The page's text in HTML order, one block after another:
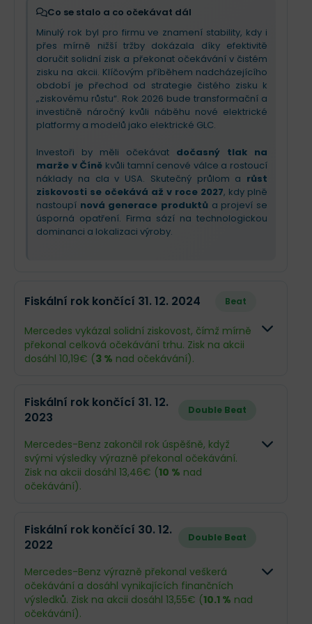
zůstane výzvou. Klíčem k budoucí hodnotě je
probíhající
nákladů, které mají vyvážit dopady cel a připravit
půdu pro silnější roky 2026 a 2027.Nový zpětný
odkup akcií v hodnotě 2 miliard eur navíc
potvrzuje důvěru vedení v sílu značky.
Co se stalo a co očekávat dál
Minulý rok byl pro firmu ve znamení stability, kdy i
přes mírně nižší tržby dokázala díky efektivitě
doručit solidní zisk a překonat očekávání v čistém
zisku na akcii. Klíčovým příběhem nadcházejícího
období je přechod od strategie čistého zisku k
„ziskovému růstu“. Rok 2026 bude transformační a
investičně náročný kvůli náběhu nové elektrické
platformy a modelů jako elektrické GLC.
Investoři by měli očekávat dočasný tlak na
marže v Číně kvůli tamní cenové válce a rostoucí
náklady na cla v USA. Skutečný průlom a růst
ziskovosti se očekává až v roce 2027, kdy plně
nastoupí nová generace produktů a projeví se
úsporná opatření. Firma sází na technologickou
dominanci a lokalizaci výroby.
Fiskální rok končící 31. 12. 2024 Beat
Mercedes vykázal solidní ziskovost, čímž mírně
překonal celková očekávání trhu. Zisk na akcii
dosáhl 10,19€ (3 % nad očekávání).
Obrat
Příjmy 10,02 mld.€
EPS
Co se stalo a co očekávat dál
Mercedes-Benz má za sebou rok 2024 definovaný
Číně a makroekonomickým výzvám firma
překonala očekávání v zisku ( EPS 10,19 EUR
vygenerovala silné cash flow, což umožnilo štědré
odměny akcionářům.
Fiskální rok končící 31. 12.
2023
Double Beat
Mercedes-Benz zakončil rok úspěšně, když
svými výsledky výrazně překonal očekávání.
Zisk na akcii dosáhl 13,46€ (10 % nad
očekávání).
Obrat
Příjmy 12,74 mld.€
EPS
Fiskální rok končící 30. 12.
2022
Double Beat
Mercedes-Benz výrazně překonal veškerá
očekávání a dosáhl vynikajících finančních
výsledků. Zisk na akcii dosáhl 13,55€ (10.1 % nad
očekávání).